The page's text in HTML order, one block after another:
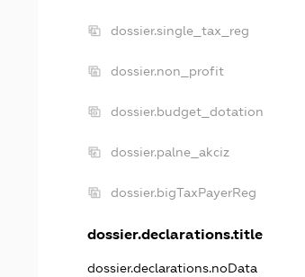
dossier.single_tax_reg
dossier.non_profit
dossier.budget_dotation
dossier.palne_akciz
dossier.bigTaxPayerReg
dossier.declarations.title
dossier.declarations.noData